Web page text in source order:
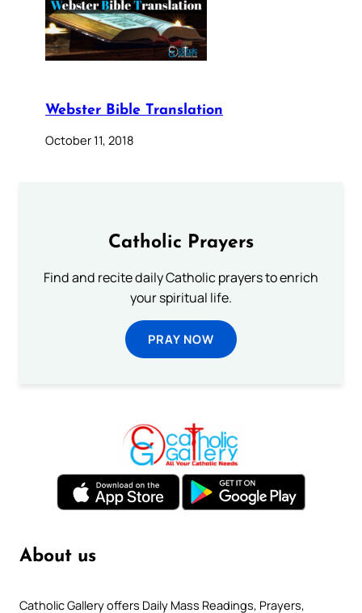
Webster Bible Translation
October 11, 2018
Catholic Prayers
Find and recite daily Catholic prayers to enrich
your spiritual life.
PRAY NOW
About us
Catholic Gallery offers Daily Mass Readings, Prayers,